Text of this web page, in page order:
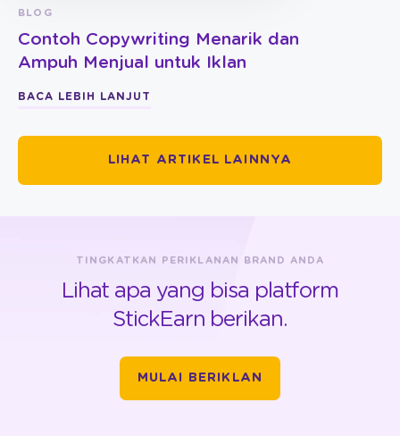
BLOG
Contoh Copywriting Menarik dan
Ampuh Menjual untuk Iklan
BACA LEBIH LANJUT
LIHAT ARTIKEL LAINNYA
TINGKATKAN PERIKLANAN BRAND ANDA
Lihat apa yang bisa platform
StickEarn berikan.
MULAI BERIKLAN